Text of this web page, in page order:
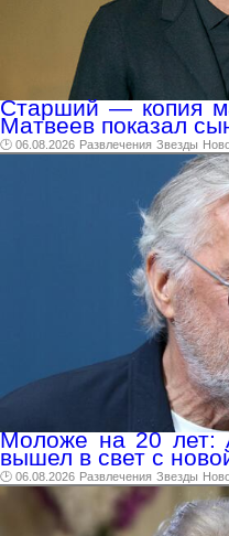
Старший — копия
Матвеев показал
🕑 06.08.2026 Развлечения Звезды
Моложе на 20 лет:
вышел в свет с
🕑 06.08.2026 Развлечения Звезды